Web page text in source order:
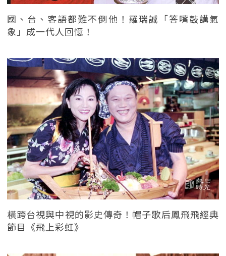
國、台、客語都難不倒他！羅瑞誠「答嘴鼓講氣
象」成一代人回憶！
橫跨台視與中視的影史傳奇！帽子歌后鳳飛飛經典
節目《飛上彩虹》